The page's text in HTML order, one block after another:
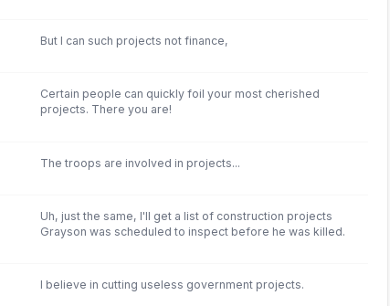
But I can such projects not finance,
Certain people can quickly foil your most cherished
projects. There you are!
The troops are involved in projects...
Uh, just the same, I'll get a list of construction projects
Grayson was scheduled to inspect before he was killed.
I believe in cutting useless government projects.